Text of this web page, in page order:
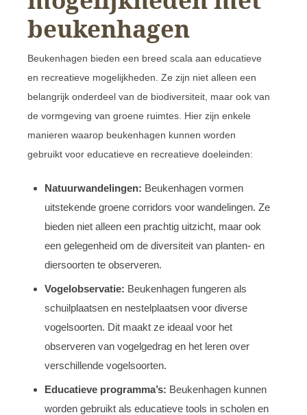
beukenhagen
Beukenhagen bieden een breed scala aan educatieve
en recreatieve mogelijkheden. Ze zijn niet alleen een
belangrijk onderdeel van de biodiversiteit, maar ook van
de vormgeving van groene ruimtes. Hier zijn enkele
manieren waarop beukenhagen kunnen worden
gebruikt voor educatieve en recreatieve doeleinden:
Natuurwandelingen: Beukenhagen vormen
uitstekende groene corridors voor wandelingen. Ze
bieden niet alleen een prachtig uitzicht, maar ook
een gelegenheid om de diversiteit van planten- en
diersoorten te observeren.
Vogelobservatie: Beukenhagen fungeren als
schuilplaatsen en nestelplaatsen voor diverse
vogelsoorten. Dit maakt ze ideaal voor het
observeren van vogelgedrag en het leren over
verschillende vogelsoorten.
Educatieve programma’s: Beukenhagen kunnen
worden gebruikt als educatieve tools in scholen en